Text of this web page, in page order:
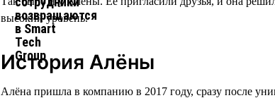
высокий уровень.
История Алёны
Алёна пришла в компанию в 2017 году, сразу после